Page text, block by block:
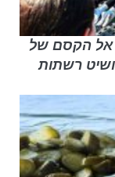
אל הקסם של
רשתות